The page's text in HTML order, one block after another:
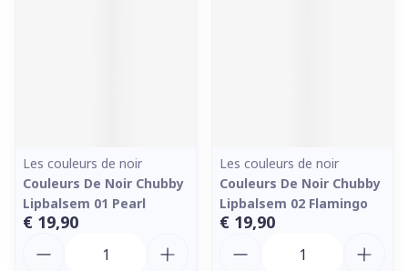
Les couleurs de noir
Couleurs De Noir Chubby
Lipbalsem 01 Pearl
€ 19,90
Les couleurs de noir
Couleurs De Noir Chubby
Lipbalsem 02 Flamingo
€ 19,90